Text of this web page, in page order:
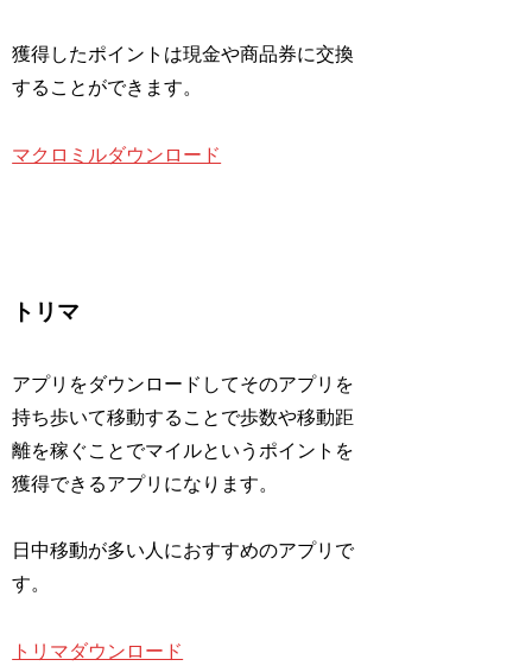
獲得したポイントは現金や商品券に交換
することができます。
マクロミルダウンロード
トリマ
アプリをダウンロードしてそのアプリを
持ち歩いて移動することで歩数や移動距
離を稼ぐことでマイルというポイントを
獲得できるアプリになります。
日中移動が多い人におすすめのアプリで
す。
トリマダウンロード